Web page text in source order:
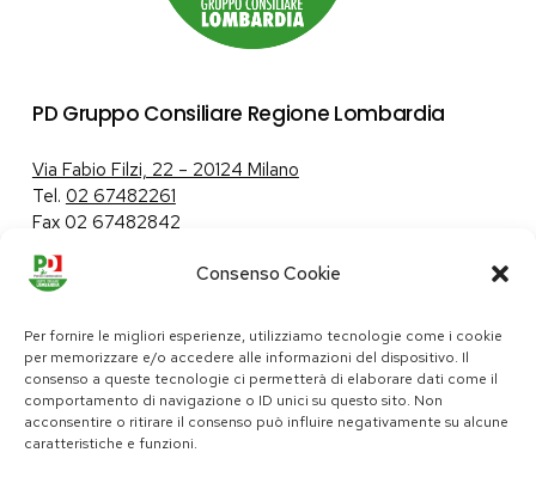
Consenso Cookie
Per fornire le migliori esperienze, utilizziamo tecnologie come i cookie
per memorizzare e/o accedere alle informazioni del dispositivo. Il
consenso a queste tecnologie ci permetterà di elaborare dati come il
comportamento di navigazione o ID unici su questo sito. Non
acconsentire o ritirare il consenso può influire negativamente su alcune
caratteristiche e funzioni.
PD Gruppo Consiliare Regione Lombardia
Via Fabio Filzi, 22 – 20124 Milano
Tel. 02 67482261
Fax 02 67482842
Tutela dei dati personali|Politica sui cookie
pd@consiglio.regione.lombardia.it
ufficiostampa.pd@consiglio.regione.lombardia.it